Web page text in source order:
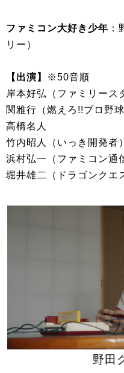
ファミコン大好き少年
リー）
【出演】
※50音順
岸本好弘（ファミリース
関雅行（燃えろ!!プロ野球
高橋名人
竹内昭人（いっき開発者）
浜村弘一（ファミコン通
堀井雄二（ドラゴンク
野田